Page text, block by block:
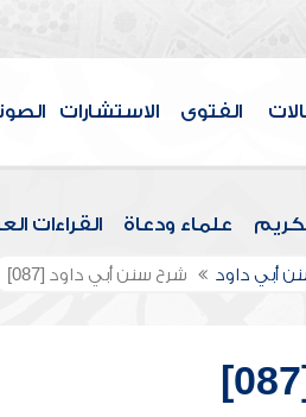
الفتوى الاستشارات
علماء ودعاة القراءات
أبي داود شرح سنن أبي داود [087]